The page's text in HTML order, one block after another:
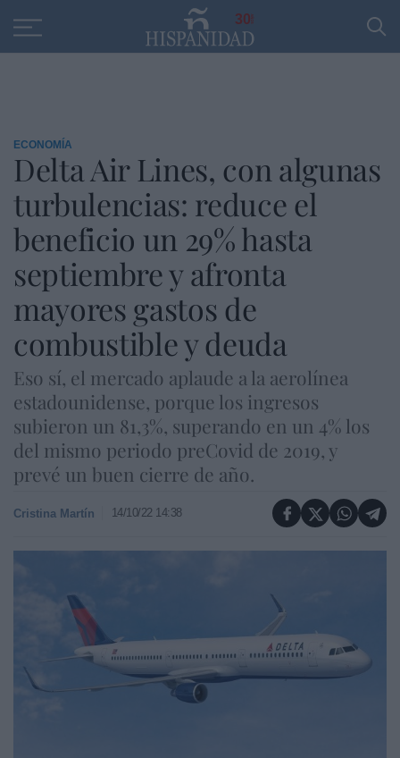
30
ECONOMÍA
Delta Air Lines, con algunas
turbulencias: reduce el
beneficio un 29% hasta
septiembre y afronta
mayores gastos de
combustible y deuda
Eso sí, el mercado aplaude a la aerolínea
estadounidense, porque los ingresos
subieron un 81,3%, superando en un 4% los
del mismo periodo preCovid de 2019, y
prevé un buen cierre de año.
Cristina Martín 14/10/22 14:38